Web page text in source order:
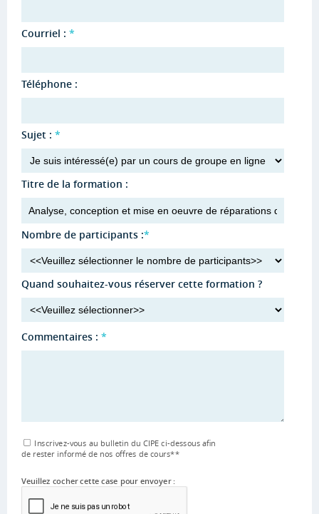
Courriel : *
Téléphone :
Sujet : *
Titre de la formation :
Nombre de participants :*
Quand souhaitez-vous réserver cette formation ?
Commentaires : *
Inscrivez-vous au bulletin du CIPE ci-dessous afin
de rester informé de nos offres de cours**
Veuillez cocher cette case pour envoyer :